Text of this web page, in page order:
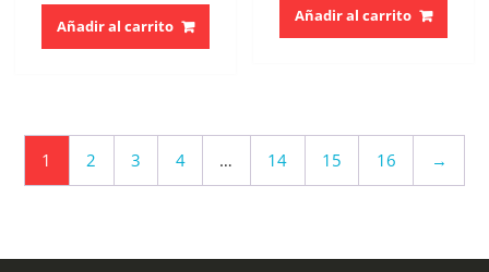
Añadir al carrito
Añadir al carrito
1 2 3 4 … 14 15 16 →